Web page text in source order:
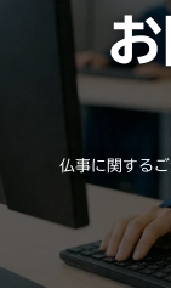
仏事に関する